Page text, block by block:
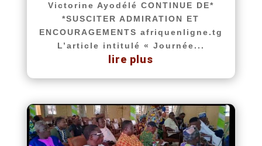
Victorine Ayodélé CONTINUE DE*
*SUSCITER ADMIRATION ET
ENCOURAGEMENTS afriquenligne.tg
L’article intitulé « Journée...
lire plus